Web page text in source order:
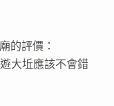
的評價：
大坵應該不會錯